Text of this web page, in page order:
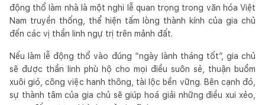
động thổ làm nhà là một nghi lễ quan trọng trong văn hóa Việt
Nam truyền thống, thể hiện tấm lòng thành kính của gia chủ
đến các vị thần linh ngự trị trên mảnh đất.
Nếu làm lễ động thổ vào đúng “ngày lành tháng tốt”, gia chủ
sẽ được thần linh phù hộ cho mọi điều suôn sẻ, thuận buồm
xuôi gió, công việc hanh thông, tài lộc bền vững. Bên cạnh đó,
sự thành tâm của gia chủ sẽ giúp hoá giải những điều xui xẻo,